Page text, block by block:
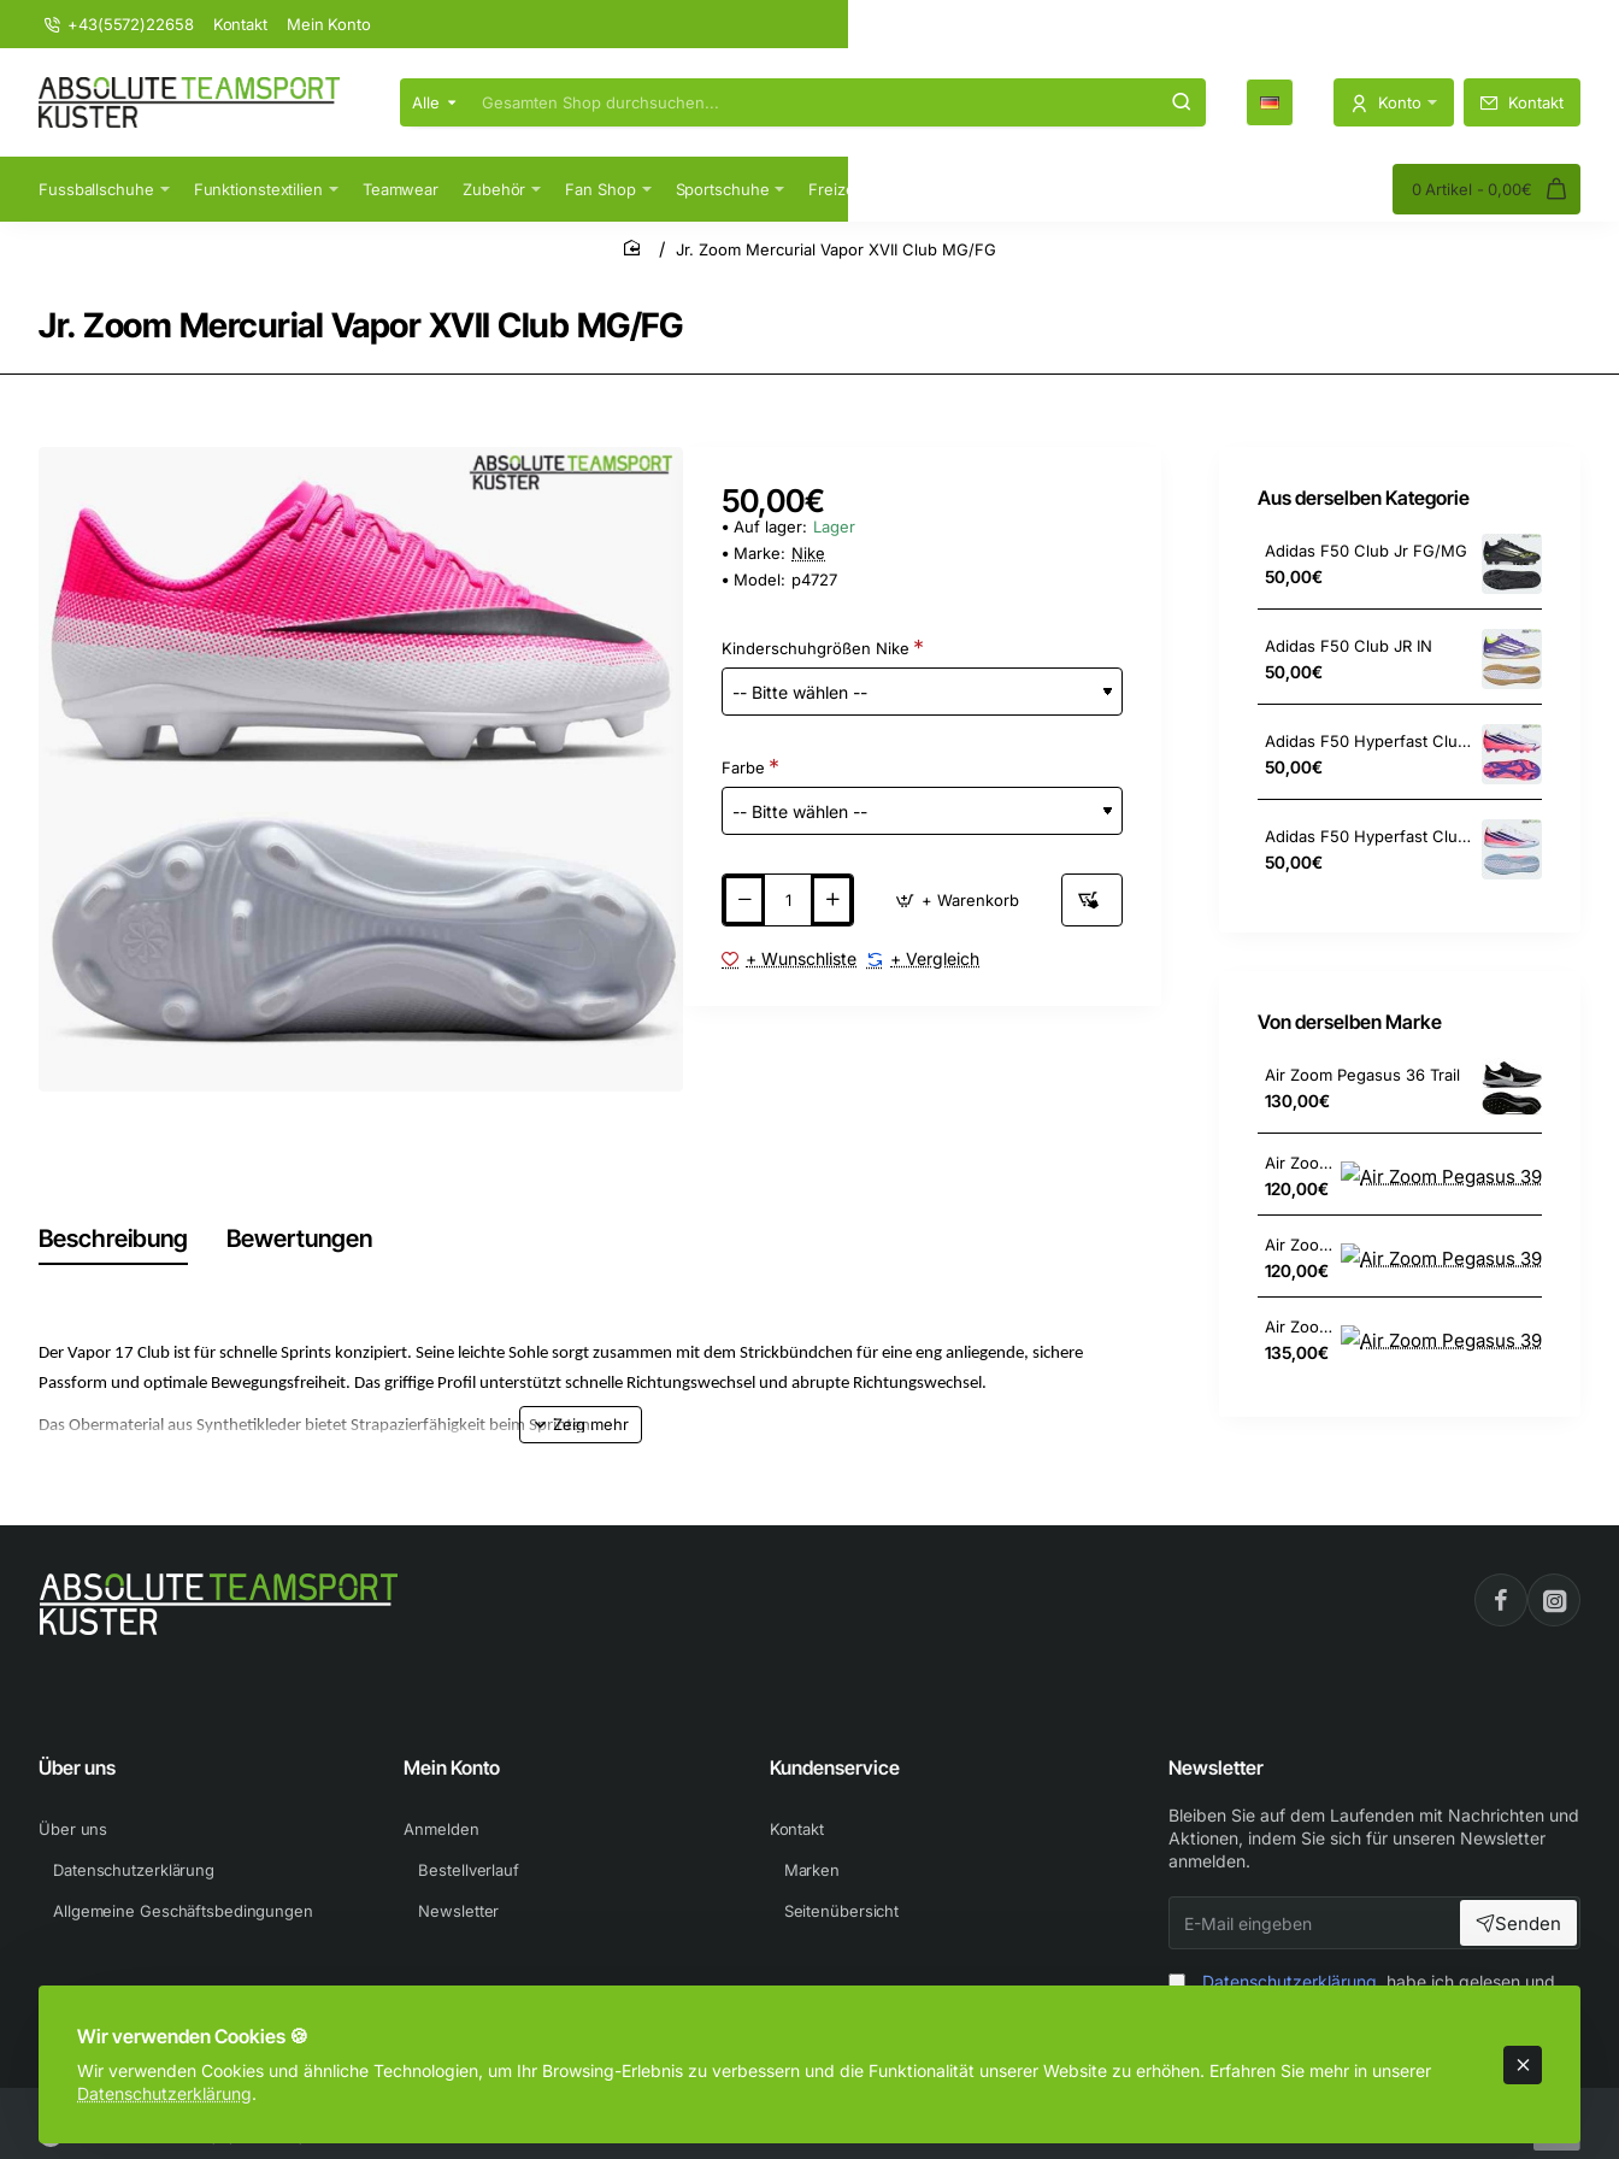
Wir verwenden Cookies 🍪
Wir verwenden Cookies und ähnliche Technologien, um Ihr Browsing-Erlebnis zu verbessern und die Funktionalität unserer Website zu erhöhen. Erfahren Sie mehr in unserer
Datenschutzerklärung.
+43(5572)22658 Kontakt Mein Konto
Alle
Gesamten
Shop
Konto Kontakt
Fussballschuhe Funktionstextilien Teamwear Zubehör Fan Shop Sportschuhe Freizeit 0 Artikel - 0,00€
Jr. Zoom Mercurial Vapor XVII Club MG/FG
home
Jr. Zoom Mercurial Vapor XVII Club MG/FG
50,00€
Auf lager: Lager
Marke: Nike
Model: p4727
Kinderschuhgrößen Nike
Farbe
+ Warenkorb
+ Wunschliste + Vergleich
Beschreibung Bewertungen
Der Vapor 17 Club ist für schnelle Sprints konzipiert. Seine leichte Sohle sorgt zusammen mit dem Strickbündchen für eine eng anliegende, sichere
Passform und optimale Bewegungsfreiheit. Das griffige Profil unterstützt schnelle Richtungswechsel und abrupte Richtungswechsel.
Das Obermaterial aus Synthetikleder bietet Strapazierfähigkeit beim Sprinten.
Aus derselben Kategorie
Adidas F50 Club Jr FG/MG
50,00€
Adidas F50 Club JR IN
50,00€
Adidas F50 Hyperfast Club Kids FG
50,00€
Adidas F50 Hyperfast Club Kids IC
50,00€
Von derselben Marke
Air Zoom Pegasus 36 Trail
130,00€
Air Zoom Pegasus 39
120,00€
Air Zoom Pegasus 39
120,00€
Air Zoom Pegasus 39
135,00€
Über uns
Über uns
Datenschutzerklärung
Allgemeine Geschäftsbedingungen
Mein Konto
Anmelden
Bestellverlauf
Newsletter
Kundenservice
Kontakt
Marken
Seitenübersicht
Newsletter
Bleiben Sie auf dem Laufenden mit Nachrichten und
Aktionen, indem Sie sich für unseren Newsletter
anmelden.
Mail
Senden
Datenschutzerklärung habe ich gelesen und